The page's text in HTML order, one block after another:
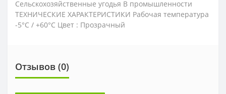
Сельскохозяйственные угодья В промышленности
ТЕХНИЧЕСКИЕ ХАРАКТЕРИСТИКИ Рабочая температура
-5°C / +60°C Цвет : Прозрачный
Отзывов (0)